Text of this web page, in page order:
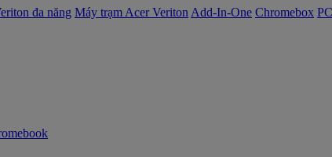
đa năng Máy trạm Acer Veriton Add-In-One Chromebox